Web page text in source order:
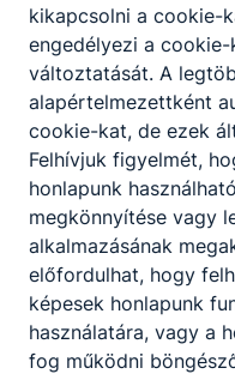
kikapcsolni a cookie-
engedélyezi a
változtatását. A
alapértelmezettként
cookie-kat, de ezek
Felhívjuk figyelmét,
honlapunk
megkönnyítése vagy
alkalmazásának
előfordulhat, hogy
képesek honlapunk
használatára, vagy a
fog működni